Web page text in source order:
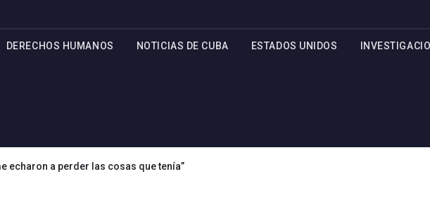
DERECHOS HUMANOS NOTICIAS DE CUBA ESTADOS UNIDOS
echaron a perder las cosas que tenía”